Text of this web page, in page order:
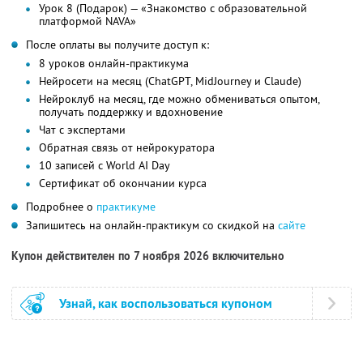
Урок 8 (Подарок) — «Знакомство с образовательной
платформой NAVA»
После оплаты вы получите доступ к:
8 уроков онлайн-практикума
Нейросети на месяц (ChatGPT, MidJourney и Claude)
Нейроклуб на месяц, где можно обмениваться опытом,
получать поддержку и вдохновение
Чат с экспертами
Обратная связь от нейрокуратора
10 записей с World AI Day
Сертификат об окончании курса
Подробнее о практикуме
Запишитесь на онлайн-практикум со скидкой на сайте
Купон действителен по 7 ноября 2026 включительно
Узнай, как воспользоваться купоном